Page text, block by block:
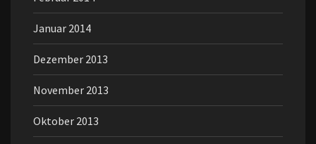
Januar 2014
Dezember 2013
November 2013
Oktober 2013